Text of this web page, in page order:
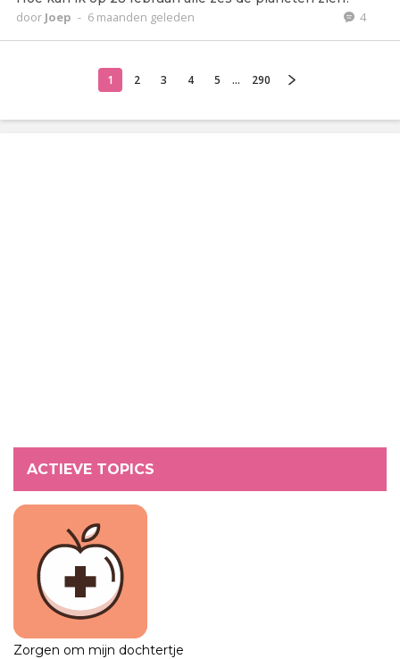
door Joep - 6 maanden geleden 4
1 2 3 4 5 ... 290
ACTIEVE TOPICS
Zorgen om mijn dochtertje